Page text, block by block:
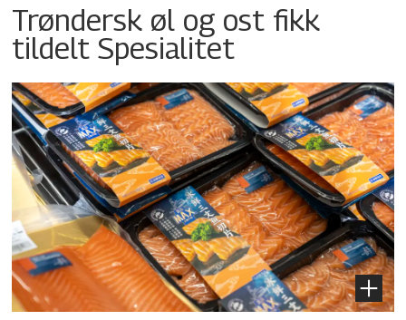
Trøndersk øl og ost fikk
tildelt Spesialitet